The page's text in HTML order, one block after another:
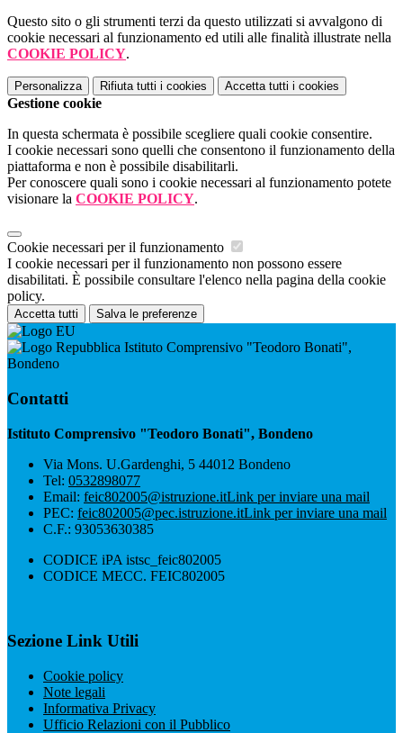
Questo sito o gli strumenti terzi da questo utilizzati si avvalgono di
cookie necessari al funzionamento ed utili alle finalità illustrate nella
COOKIE POLICY.
Personalizza Rifiuta tutti i cookies Accetta tutti i cookies
Gestione cookie
In questa schermata è possibile scegliere quali cookie consentire.
I cookie necessari sono quelli che consentono il funzionamento della
piattaforma e non è possibile disabilitarli.
Per conoscere quali sono i cookie necessari al funzionamento potete
visionare la COOKIE POLICY.
Cookie necessari per il funzionamento
I cookie necessari per il funzionamento non possono essere
disabilitati. È possibile consultare l'elenco nella pagina della cookie
policy.
Accetta tutti Salva le preferenze
Istituto Comprensivo "Teodoro Bonati",
Bondeno
Contatti
Istituto Comprensivo "Teodoro Bonati", Bondeno
Via Mons. U.Gardenghi, 5 44012 Bondeno
Tel: 0532898077
Email: feic802005@istruzione.itLink per inviare una mail
PEC: feic802005@pec.istruzione.itLink per inviare una mail
C.F.: 93053630385
CODICE iPA istsc_feic802005
CODICE MECC. FEIC802005
Sezione Link Utili
Cookie policy
Note legali
Informativa Privacy
Ufficio Relazioni con il Pubblico